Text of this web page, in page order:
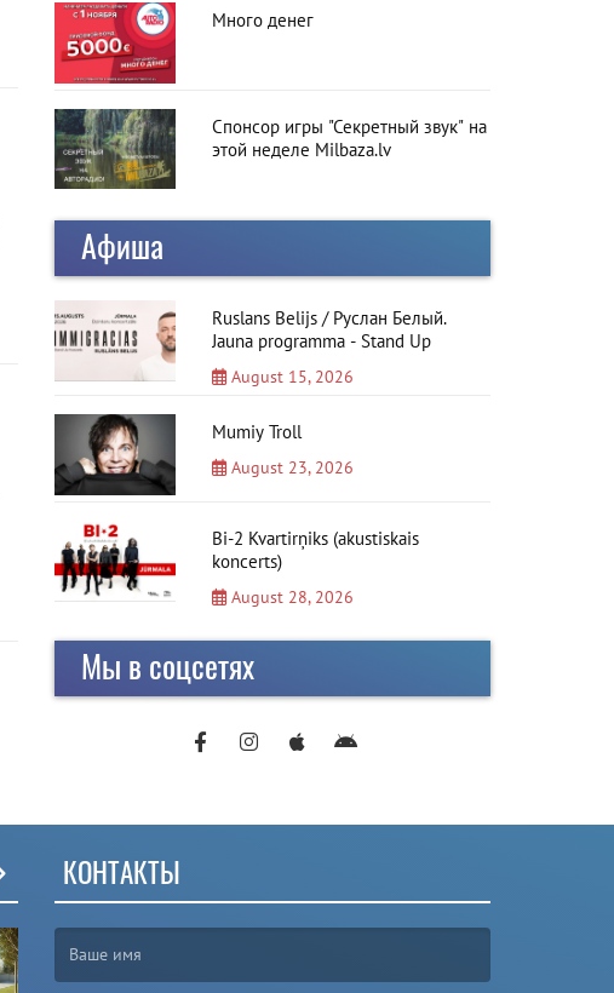
Много денег
Спонсор игры "Секретный звук" на
этой неделе Milbaza.lv
Афиша
Ruslans Belijs / Руслан Белый.
Jauna programma - Stand Up
August 15, 2026
Mumiy Troll
August 23, 2026
Bi-2 Kvartirņiks (akustiskais
koncerts)
August 28, 2026
Мы в соцсетях
КОНТАКТЫ